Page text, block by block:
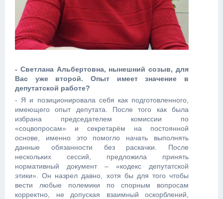
- Светлана Альбертовна, нынешний созыв, для
Вас уже второй. Опыт имеет значение в
депутатской работе?
- Я и позиционировала себя как подготовленного,
имеющего опыт депутата. После того как была
избрана председателем комиссии по
«соцвопросам» и секретарём на постоянной
основе, именно это помогло начать выполнять
данные обязанности без раскачки. После
нескольких сессий, предложила принять
нормативный документ – «кодекс депутатской
этики». Он назрел давно, хотя бы для того чтобы
вести любые полемики по спорным вопросам
корректно, не допуская взаимный оскорблений,